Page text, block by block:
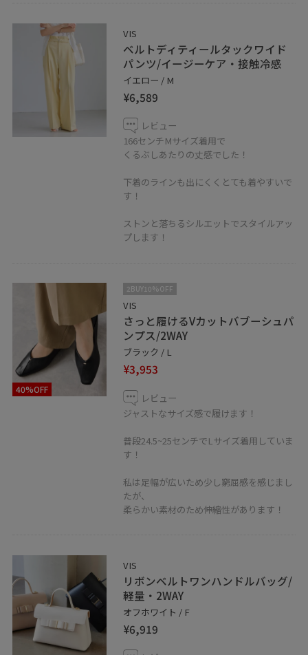
VIS
ベルトディティールタックワイド
パンツ/イージーケア・接触冷感
イエロー / M
¥6,589
レビュー
166センチMサイズ着用で
くるぶしあたりの丈感でした！
下着のラインも出にくくとても着やすいで
す！
ストンと落ちるシルエットでスタイルアッ
プします！
40%OFF
2BUY10%OFF
VIS
さっと履けるVカットバブーシュパ
ンプス/2WAY
ブラック / L
¥3,953
レビュー
ジャストなサイズ感で履けます！
普段24.5~25センチでLサイズ着用していま
す！
私は足幅が広いため少し窮屈感を感じまし
たが、
柔らかい素材のため伸縮性があります！
VIS
リボンベルトワンハンドルバッグ/
軽量・2WAY
オフホワイト / F
¥6,919